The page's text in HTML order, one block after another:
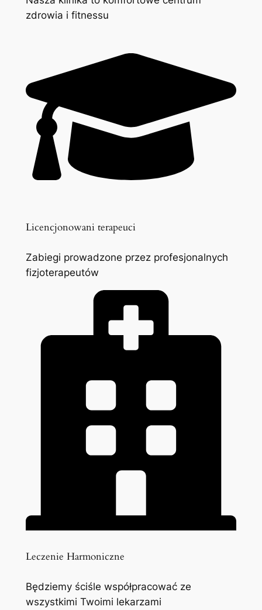
zdrowia i fitnessu
Licencjonowani terapeuci
Zabiegi prowadzone przez profesjonalnych
fizjoterapeutów
Leczenie Harmoniczne
Będziemy ściśle współpracować ze
wszystkimi Twoimi lekarzami